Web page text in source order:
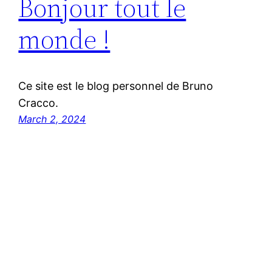
Bonjour tout le
monde !
Ce site est le blog personnel de Bruno
Cracco.
March 2, 2024